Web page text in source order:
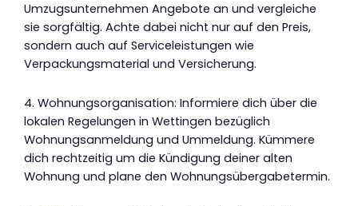
Umzugsunternehmen Angebote an und vergleiche
sie sorgfältig. Achte dabei nicht nur auf den Preis,
sondern auch auf Serviceleistungen wie
Verpackungsmaterial und Versicherung.
4. Wohnungsorganisation: Informiere dich über die
lokalen Regelungen in Wettingen bezüglich
Wohnungsanmeldung und Ummeldung. Kümmere
dich rechtzeitig um die Kündigung deiner alten
Wohnung und plane den Wohnungsübergabetermin.